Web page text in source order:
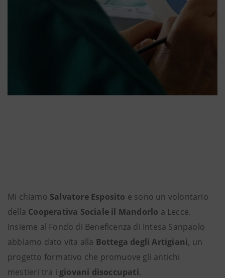
Mi chiamo Salvatore Esposito e sono un volontario
della Cooperativa Sociale il Mandorlo a Lecce.
Insieme al Fondo di Beneficenza di Intesa Sanpaolo
abbiamo dato vita alla Bottega degli Artigiani, un
progetto formativo che promuove gli antichi
mestieri tra i giovani disoccupati.